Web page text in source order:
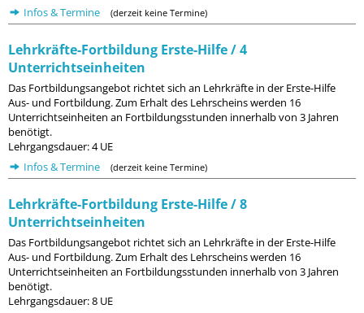
Infos & Termine
(derzeit keine Termine)
Lehrkräfte-Fortbildung Erste-Hilfe / 4
Unterrichtseinheiten
Das Fortbildungsangebot richtet sich an Lehrkräfte in der Erste-Hilfe
Aus- und Fortbildung. Zum Erhalt des Lehrscheins werden 16
Unterrichtseinheiten an Fortbildungsstunden innerhalb von 3 Jahren
benötigt.
Lehrgangsdauer: 4 UE
Infos & Termine
(derzeit keine Termine)
Lehrkräfte-Fortbildung Erste-Hilfe / 8
Unterrichtseinheiten
Das Fortbildungsangebot richtet sich an Lehrkräfte in der Erste-Hilfe
Aus- und Fortbildung. Zum Erhalt des Lehrscheins werden 16
Unterrichtseinheiten an Fortbildungsstunden innerhalb von 3 Jahren
benötigt.
Lehrgangsdauer: 8 UE